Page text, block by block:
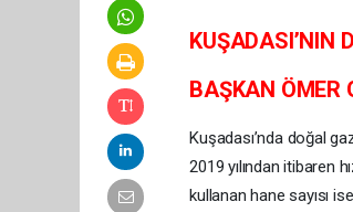
KUŞADASI’NIN
BAŞKAN ÖMER
Kuşadası’nda doğal
2019 yılından itibaren
kullanan hane sayısı